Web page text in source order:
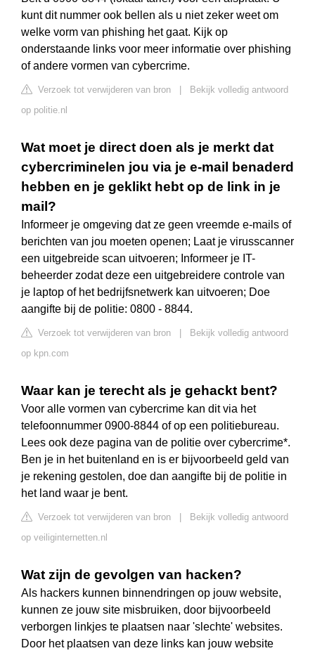
kunt dit nummer ook bellen als u niet zeker weet om
welke vorm van phishing het gaat. Kijk op
onderstaande links voor meer informatie over phishing
of andere vormen van cybercrime.
Verzoek tot verwijderen van bron
Bekijk volledig antwoord
op politie.nl
Wat moet je direct doen als je merkt dat
cybercriminelen jou via je e-mail benaderd
hebben en je geklikt hebt op de link in je
mail?
Informeer je omgeving dat ze geen vreemde e-mails of
berichten van jou moeten openen; Laat je virusscanner
een uitgebreide scan uitvoeren; Informeer je IT-
beheerder zodat deze een uitgebreidere controle van
je laptop of het bedrijfsnetwerk kan uitvoeren; Doe
aangifte bij de politie: 0800 - 8844.
Verzoek tot verwijderen van bron
Bekijk volledig antwoord
op kpn.com
Waar kan je terecht als je gehackt bent?
Voor alle vormen van cybercrime kan dit via het
telefoonnummer 0900-8844 of op een politiebureau.
Lees ook deze pagina van de politie over cybercrime*.
Ben je in het buitenland en is er bijvoorbeeld geld van
je rekening gestolen, doe dan aangifte bij de politie in
het land waar je bent.
Verzoek tot verwijderen van bron
Bekijk volledig antwoord
op veiliginternetten.nl
Wat zijn de gevolgen van hacken?
Als hackers kunnen binnendringen op jouw website,
kunnen ze jouw site misbruiken, door bijvoorbeeld
verborgen linkjes te plaatsen naar 'slechte' websites.
Door het plaatsen van deze links kan jouw website